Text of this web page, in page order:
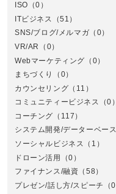
ISO （0）
ITビジネス
（51）
SNS/ブログ/メルマガ （0）
VR/AR
（0）
Webマーケティング （0）
まちづくり
（0）
カウンセリング （11）
コミュニティービジネス
（0）
コーチング （117）
システム開発/データーベース
ソーシャルビジネス （1）
ドローン活用
（0）
ファイナンス/融資 （58）
プレゼン/話し方/スピーチ
（